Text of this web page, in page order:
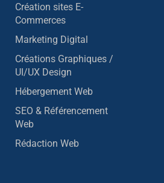
Création sites E-
Commerces
Marketing Digital
Créations Graphiques /
UI/UX Design
Hébergement Web
SEO & Référencement
Web
Rédaction Web